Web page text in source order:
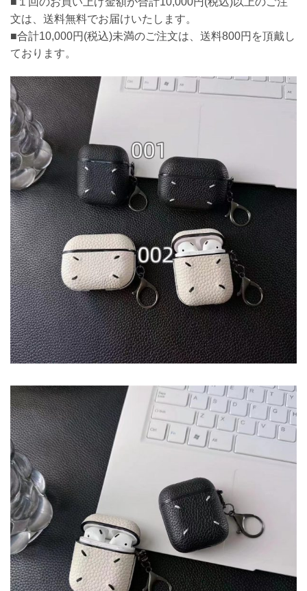
文は、送料無料でお届けいたします。
■合計10,000円(税込)未満のご注文は、送料800円を頂戴し
ております。